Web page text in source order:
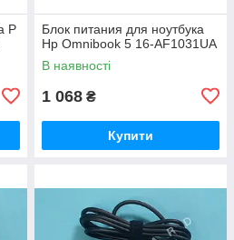
P
Блок питания для ноутбука
Hp Omnibook 5 16-AF1031UA
В наявності
1 068 ₴
Купити